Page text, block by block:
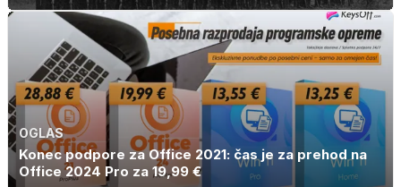
OGLAS
Konec podpore za Office 2021: čas je za prehod na
Office 2024 Pro za 19,99 €